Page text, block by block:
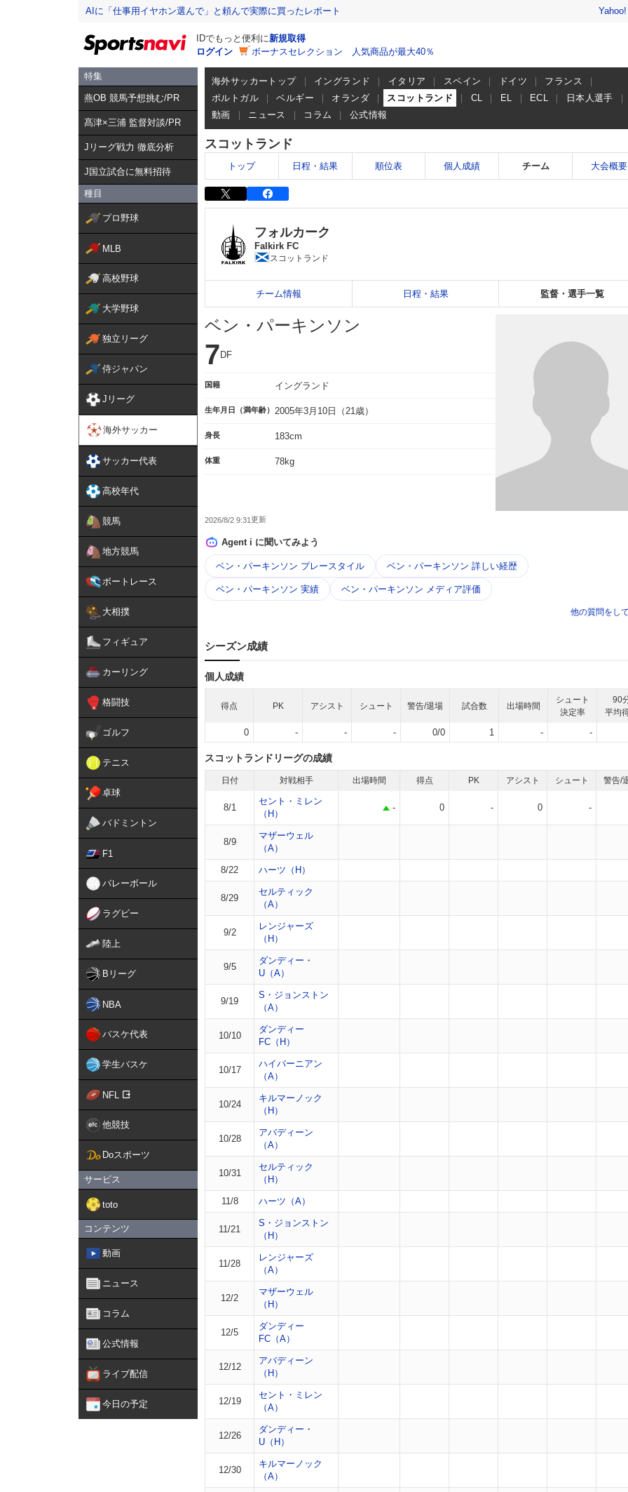
AIに「仕事用イヤホン選んで」と頼んで実際に買ったレポート
IDでもっと便利に新規取得
ログイン
ボーナスセレクション 人気商品が最大40％
特集
燕OB 競馬予想挑む/PR
髙津×三浦 監督対談/PR
Jリーグ戦力 徹底分析
J国立試合に無料招待
種目
プロ野球
MLB
高校野球
大学野球
独立リーグ
侍ジャパン
Jリーグ
海外サッカー
サッカー代表
高校年代
競馬
地方競馬
ボートレース
大相撲
フィギュア
カーリング
格闘技
ゴルフ
テニス
卓球
バドミントン
F1
バレーボール
ラグビー
陸上
Bリーグ
NBA
バスケ代表
学生バスケ
NFL
他競技
Doスポーツ
サービス
toto
コンテンツ
動画
ニュース
コラム
公式情報
ライブ配信
今日の予定
海外サッカートップ イングランド イタリア スペイン ドイツ
フランス
ポルトガル
ベルギー オランダ スコットランド CL EL ECL
日本人選手
動画
ニュース コラム 公式情報
スコットランド
トップ 日程・結果 順位表 個人成績 チーム 大会概要
フォルカーク
Falkirk FC
スコットランド
チーム情報 日程・結果 監督・選手一覧
ベン・パーキンソン
7DF
国籍 イングランド
生年月日（満年齢） 2005年3月10日（21歳）
身長 183cm
体重 78kg
2026/8/2 9:31
Agent i に聞いてみよう
ベン・パーキンソン プレースタイル ベン・パーキンソン 詳しい経歴
ベン・パーキンソン 実績 ベン・パーキンソン メディア評価
他の質問をし
シーズン成績
個人成績
得点 PK アシスト シュート 警告/退場 試合数 出場時間
シュート
決定率
90
平均
0 - - - 0/0 1 - -
スコットランドリーグの成績
日付 対戦相手 出場時間 得点 PK アシスト シュート 警告/
8/1
セント・ミレン
（H）
途中出場
- 0 - 0 -
8/9
マザーウェル
（A）
8/22 ハーツ（H）
8/29
セルティック
（A）
9/2
レンジャーズ
（H）
9/5
ダンディー・
U（A）
9/19
S・ジョンストン
（A）
10/10
ダンディー
FC（H）
10/17
ハイバーニアン
（A）
10/24
キルマーノック
（H）
10/28
アバディーン
（A）
10/31
セルティック
（H）
11/8 ハーツ（A）
11/21
S・ジョンストン
（H）
11/28
レンジャーズ
（A）
12/2
マザーウェル
（H）
12/5
ダンディー
FC（A）
12/12
アバディーン
（H）
12/19
セント・ミレン
（A）
12/26
ダンディー・
U（H）
12/30
キルマーノック
（A）